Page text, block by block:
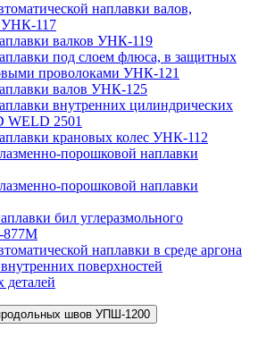
наплавки валов,
УНК-117
валков УНК-119
под слоем флюса, в защитных
проволоками УНК-121
валов УНК-125
внутренних цилиндрических
WELD 2501
крановых колес УНК-112
порошковой наплавки
порошковой наплавки
бил углеразмольного
877М
наплавки в среде аргона
поверхностей
деталей
швов УПШ-1200